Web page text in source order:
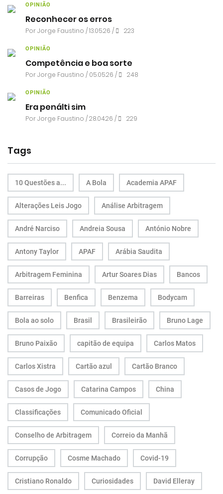
OPINIÃO
Reconhecer os erros
PorJorge Faustino / 13.05.26 / 223
OPINIÃO
Competência e boa sorte
PorJorge Faustino / 05.05.26 / 248
OPINIÃO
Era penálti sim
PorJorge Faustino / 28.04.26 / 229
Tags
10 Questões a... A Bola Academia APAF
Alterações Leis Jogo Análise Arbitragem
André Narciso Andreia Sousa António Nobre
Antony Taylor APAF Arábia Saudita
Arbitragem Feminina Artur Soares Dias Bancos
Barreiras Benfica Benzema Bodycam
Bola ao solo Brasil Brasileirão Bruno Lage
Bruno Paixão capitão de equipa Carlos Matos
Carlos Xistra Cartão azul Cartão Branco
Casos de Jogo Catarina Campos China
Classificações Comunicado Oficial
Conselho de Arbitragem Correio da Manhã
Corrupção Cosme Machado Covid-19
Cristiano Ronaldo Curiosidades David Elleray